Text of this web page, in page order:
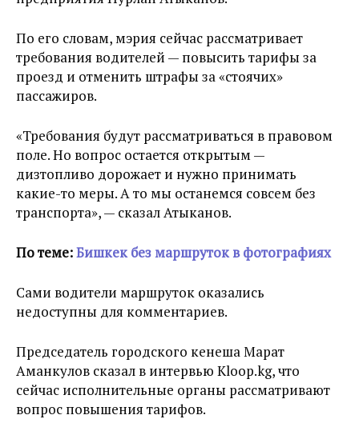
По его словам, мэрия сейчас рассматривает
требования водителей — повысить тарифы за
проезд и отменить штрафы за «стоячих»
пассажиров.
«Требования будут рассматриваться в правовом
поле. Но вопрос остается открытым —
дизтопливо дорожает и нужно принимать
какие-то меры. А то мы останемся совсем без
транспорта», — сказал Атыканов.
По теме:Бишкек без маршруток в фотографиях
Сами водители маршруток оказались
недоступны для комментариев.
Председатель городского кенеша Марат
Аманкулов сказал в интервью Kloop.kg, что
сейчас исполнительные органы рассматривают
вопрос повышения тарифов.